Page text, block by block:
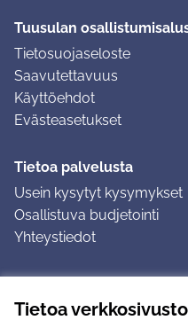
Tietoa
Tuusulan
Tietosuojaseloste
Saavutettavuus
Käyttöehdot
Evästeasetukset
Tietoa palvelusta
Usein kysytyt kysymykset
Osallistuva budjetointi
Yhteystiedot